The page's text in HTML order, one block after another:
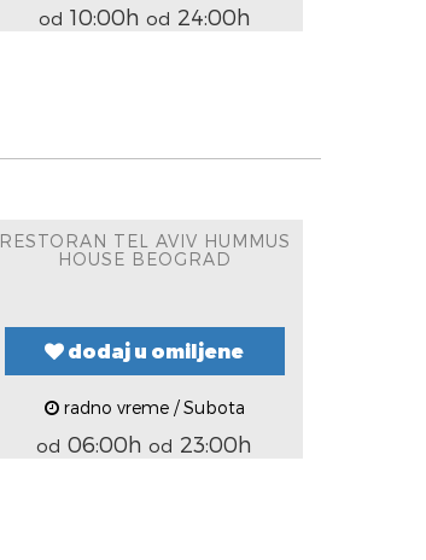
od 10:00h od 24:00h
RESTORAN TEL AVIV HUMMUS
HOUSE BEOGRAD
dodaj u omiljene
radno vreme / Subota
od 06:00hod 23:00h